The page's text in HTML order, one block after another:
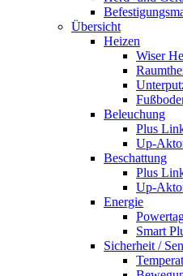
Übersicht
Heizen
Wiser
Beleuchung
Plus
Up-
Beschattung
Plus
Up-
Energie
Smart
Sicherheit /